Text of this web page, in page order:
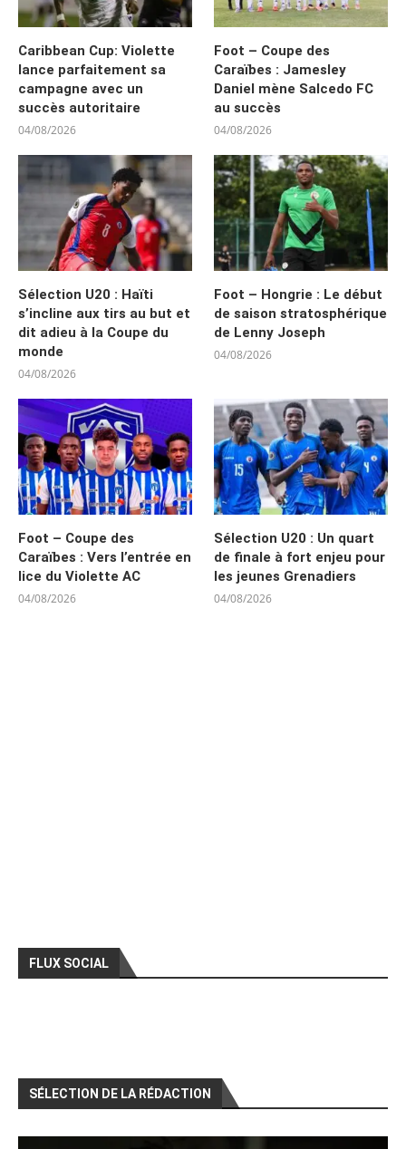
Caribbean Cup: Violette
lance parfaitement sa
campagne avec un
succès autoritaire
04/08/2026
Foot – Coupe des
Caraïbes : Jamesley
Daniel mène Salcedo FC
au succès
04/08/2026
Sélection U20 : Haïti
s’incline aux tirs au but et
dit adieu à la Coupe du
monde
04/08/2026
Foot – Hongrie : Le début
de saison stratosphérique
de Lenny Joseph
04/08/2026
Foot – Coupe des
Caraïbes : Vers l’entrée en
lice du Violette AC
04/08/2026
Sélection U20 : Un quart
de finale à fort enjeu pour
les jeunes Grenadiers
04/08/2026
FLUX SOCIAL
SÉLECTION DE LA RÉDACTION